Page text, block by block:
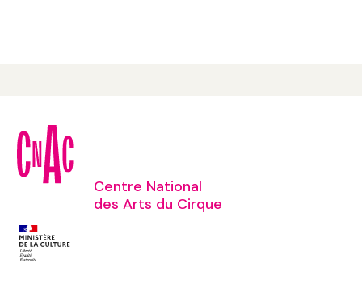
Centre National
des Arts du Cirque